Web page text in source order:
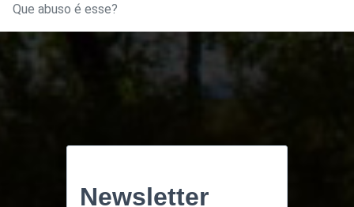
Que abuso é esse?